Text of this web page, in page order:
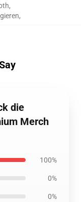
,
,
die
Merch
100%
0%
0%